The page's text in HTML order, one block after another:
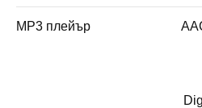
MP3 плейър